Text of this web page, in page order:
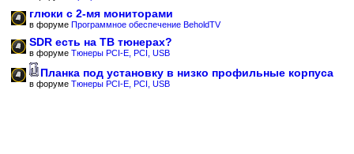
глюки с 2-мя мониторами
в форуме Программное обеспечение BeholdTV
SDR есть на ТВ тюнерах?
в форуме Тюнеры PCI-E, PCI, USB
Планка под установку в низко профильные корпуса
в форуме Тюнеры PCI-E, PCI, USB